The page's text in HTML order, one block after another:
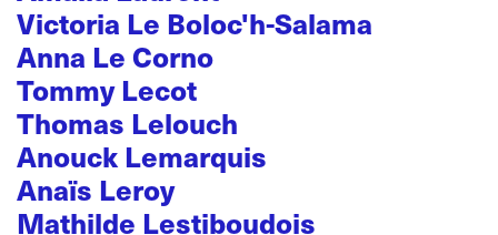
Victoria Le Boloc'h-Salama
Anna Le Corno
Tommy Lecot
Thomas Lelouch
Anouck Lemarquis
Anaïs Leroy
Mathilde Lestiboudois